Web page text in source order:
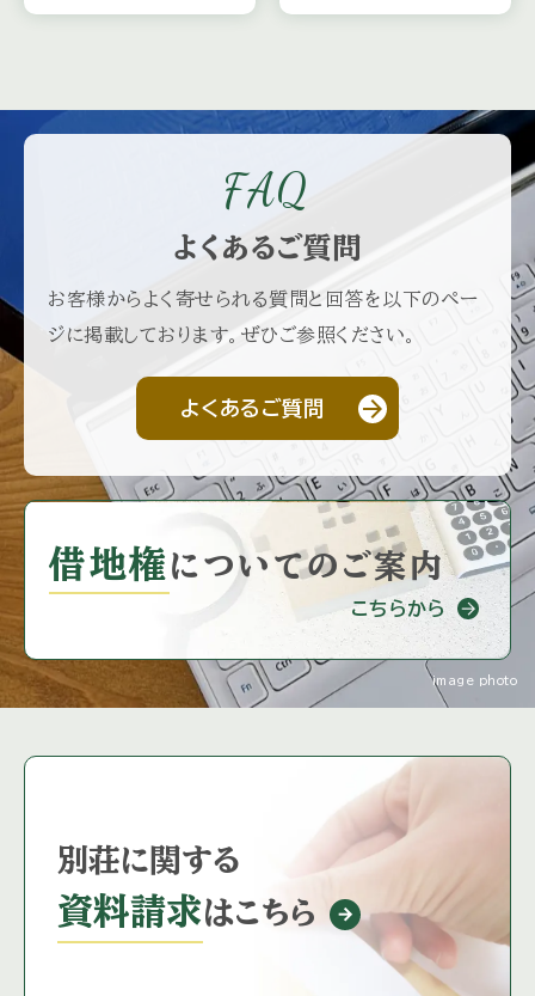
FAQ
よくあるご質問
お客様からよく寄せられる質問と回答を以下のペー
ジに掲載しております。ぜひご参照ください。
よくあるご質問 arrow_forward
借地権 に ついてのご案内
こちらから
image photo
別荘に関する
資料請求はこちら